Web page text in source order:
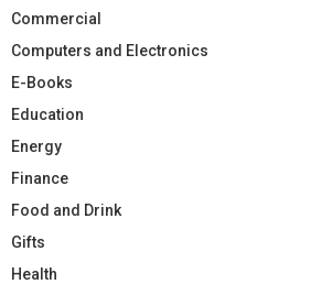
Commercial
Computers and Electronics
E-Books
Education
Energy
Finance
Food and Drink
Gifts
Health